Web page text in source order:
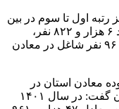
رتبه اول تا سوم در بین
شهرستانهای استان متعلق به طبس با تعداد ۶ هزار و ۸۲۲ نفر،
نهبندان با تعداد ۹۸۰ نفر و خوسف با تعداد ۹۶۰ نفر شاغل در معادن
معادن استان در
سال‌های گذشته و نقش آن در توسعه استان گفت: در سال ۱۴۰۱